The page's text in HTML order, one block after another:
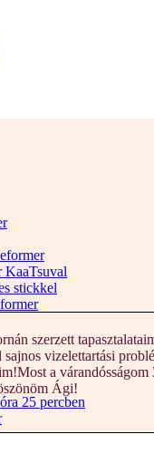
KaaTsuval
stickkel
25 percben
szerzett
sajnos vizelettartási
a
Ági!